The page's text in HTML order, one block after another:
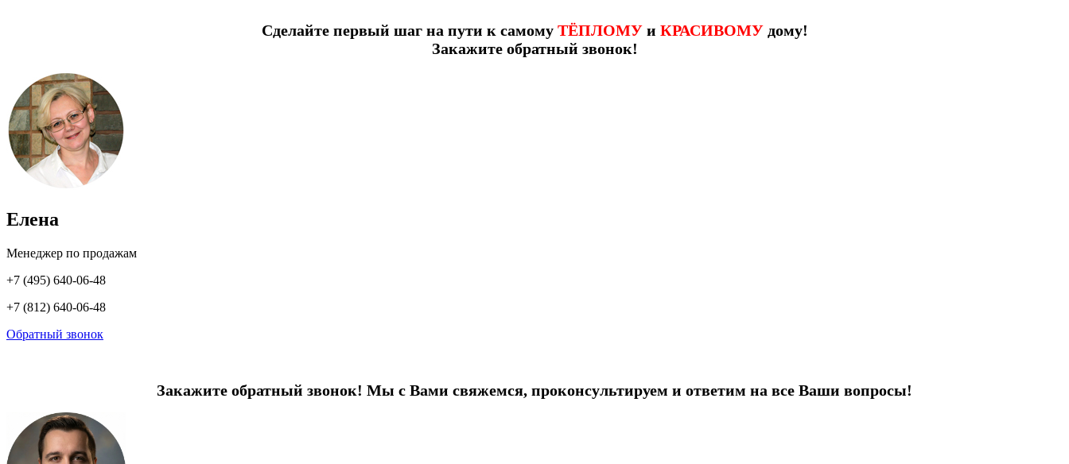
Сделайте первый шаг на пути к самому ТЁПЛОМУи КРАСИВОМУдому!
Закажите обратный звонок!
Елена
Менеджер по продажам
+7 (495) 640-06-48
+7 (812) 640-06-48
Обратный звонок
Закажите обратный звонок! Мы с Вами свяжемся, проконсультируем и ответим на все Ваши вопросы!